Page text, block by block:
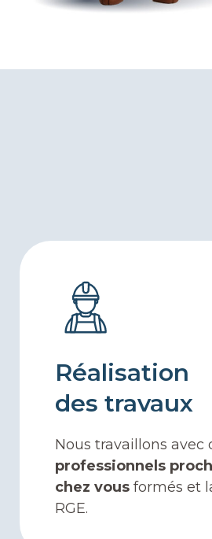
Réalisation
des travaux
Nous travaillons avec
professionnels
chez vousformés et
RGE.